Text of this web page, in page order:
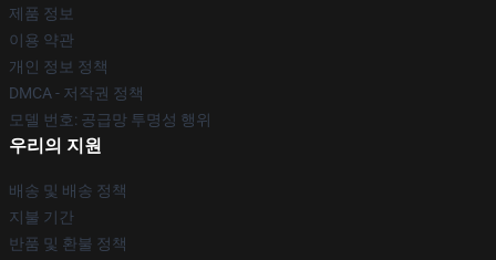
제품 정보
이용 약관
개인 정보 정책
DMCA - 저작권 정책
모델 번호: 공급망 투명성 행위
우리의 지원
배송 및 배송 정책
지불 기간
반품 및 환불 정책